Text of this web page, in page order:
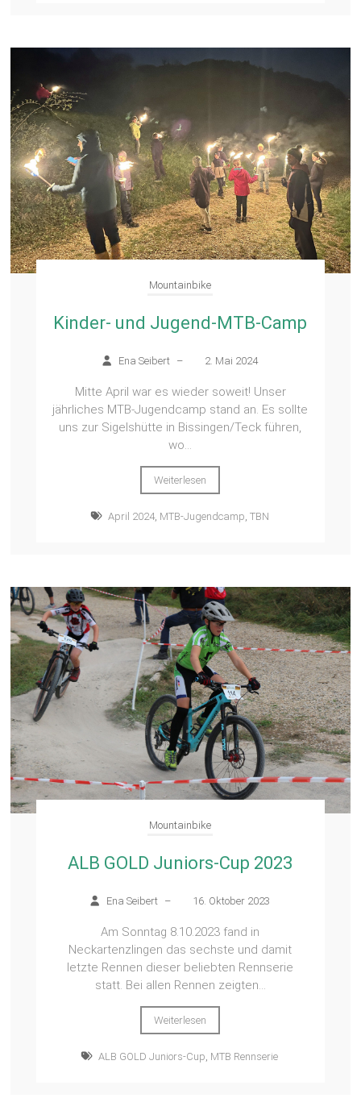
Mountainbike
Kinder- und Jugend-MTB-Camp
Ena Seibert – 2. Mai 2024
Mitte April war es wieder soweit! Unser
jährliches MTB-Jugendcamp stand an. Es sollte
uns zur Sigelshütte in Bissingen/Teck führen,
wo...
Weiterlesen
April 2024, MTB-Jugendcamp, TBN
Mountainbike
ALB GOLD Juniors-Cup 2023
Ena Seibert – 16. Oktober 2023
Am Sonntag 8.10.2023 fand in
Neckartenzlingen das sechste und damit
letzte Rennen dieser beliebten Rennserie
statt. Bei allen Rennen zeigten...
Weiterlesen
ALB GOLD Juniors-Cup MTB Rennserie